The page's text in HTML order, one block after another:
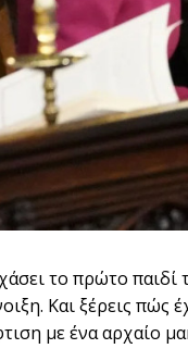
το πρώτο παιδί
Και ξέρεις
με ένα αρχαίο